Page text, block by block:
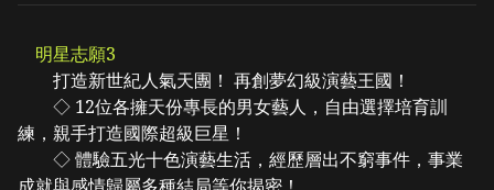
明星志願3
打造新世紀人氣天團！ 再創夢幻級演藝王國！
◇ 12位各擁天份專長的男女藝人，自由選擇培育訓
練，親手打造國際超級巨星！
◇ 體驗五光十色演藝生活，經歷層出不窮事件，事業